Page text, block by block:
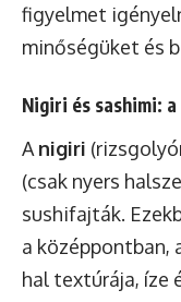
figyelmet
minőségüket és
Nigiri és sashimi:
A nigiri
(csak nyers
sushifajták.
a középpontban,
hal textúrája, íze